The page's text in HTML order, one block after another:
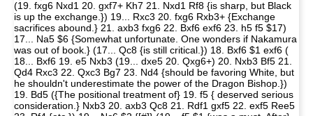
(19. fxg6 Nxd1 20. gxf7+ Kh7 21. Nxd1 Rf8 {is sharp, but Black
is up the exchange.}) 19... Rxc3 20. fxg6 Rxb3+ {Exchange
sacrifices abound.} 21. axb3 fxg6 22. Bxf6 exf6 23. h5 f5 $17)
17... Na5 $6 {Somewhat unfortunate. One wonders if Nakamura
was out of book.} (17... Qc8 {is still critical.}) 18. Bxf6 $1 exf6 (
18... Bxf6 19. e5 Nxb3 (19... dxe5 20. Qxg6+) 20. Nxb3 Bf5 21.
Qd4 Rxc3 22. Qxc3 Bg7 23. Nd4 {should be favoring White, but
he shouldn't underestimate the power of the Dragon Bishop.})
19. Bd5 ({The positional treatment of} 19. f5 { deserved serious
consideration.} Nxb3 20. axb3 Qc8 21. Rdf1 gxf5 22. exf5 Ree5